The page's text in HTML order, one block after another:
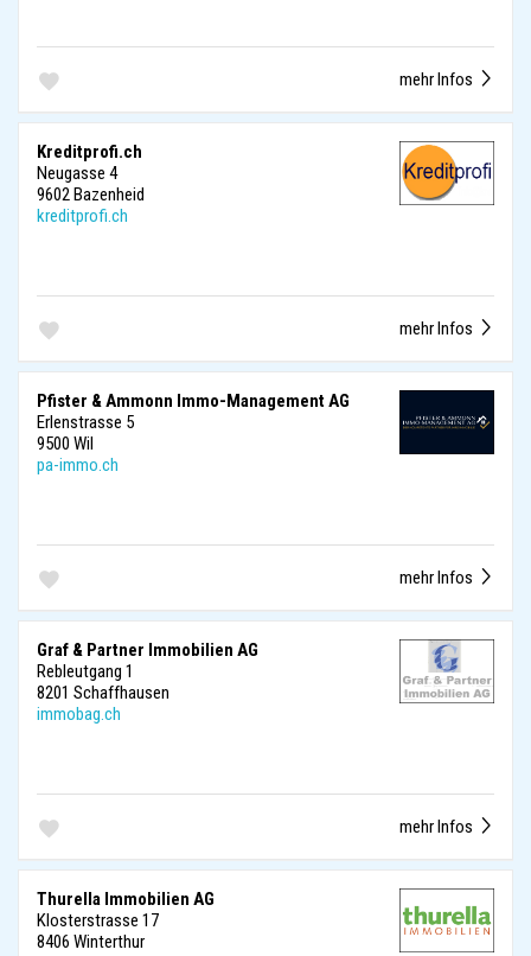
mehr Infos
Kreditprofi.ch
Neugasse 4
9602 Bazenheid
kreditprofi.ch
mehr Infos
Pfister & Ammonn Immo-Management AG
Erlenstrasse 5
9500 Wil
pa-immo.ch
mehr Infos
Graf & Partner Immobilien AG
Rebleutgang 1
8201 Schaffhausen
immobag.ch
mehr Infos
Thurella Immobilien AG
Klosterstrasse 17
8406 Winterthur